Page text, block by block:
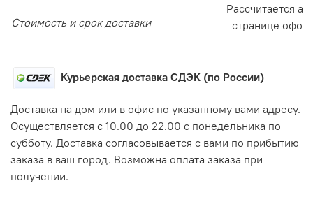
Стоимость и срок доставки
Рассчитается
странице
Курьерская доставка СДЭК (по России)
Доставка на дом или в офис по указанному вами адресу.
Осуществляется с 10.00 до 22.00 с понедельника по
субботу. Доставка согласовывается с вами по прибытию
заказа в ваш город. Возможна оплата заказа при
получении.